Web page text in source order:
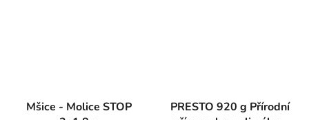
Mšice - Molice STOP
PRESTO 920 g Přírodní